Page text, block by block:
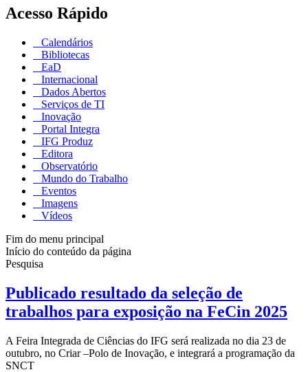
Acesso Rápido
Calendários
Bibliotecas
EaD
Internacional
Dados Abertos
Serviços de TI
Inovação
Portal Integra
IFG Produz
Editora
Observatório
Mundo do Trabalho
Eventos
Imagens
Vídeos
Fim do menu principal
Início do conteúdo da página
Pesquisa
Publicado resultado da seleção de
trabalhos para exposição na FeCin 2025
A Feira Integrada de Ciências do IFG será realizada no dia 23 de
outubro, no Criar –Polo de Inovação, e integrará a programação da
SNCT